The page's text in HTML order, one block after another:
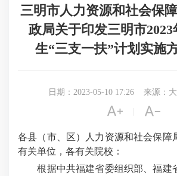
三明市人力资源和社会保
政局关于印发三明市
生“三支一扶”计划实施
日期：2023-05-10 17:26 来源：
 
各县（市、区）人力资源和社会保障
有关单位，各有关院校：
根据中共福建省委组织部、福建